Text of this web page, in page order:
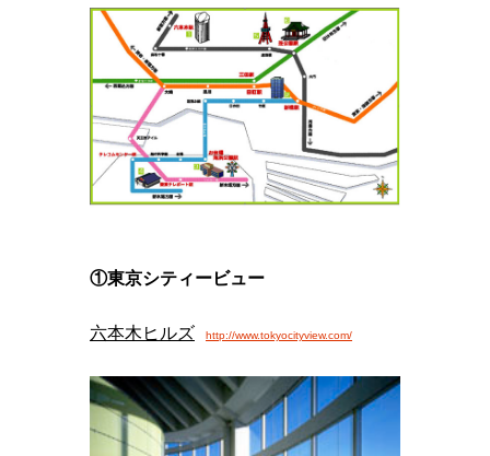
①東京シティービュー
六本木ヒルズ http://www.tokyocityview.com/